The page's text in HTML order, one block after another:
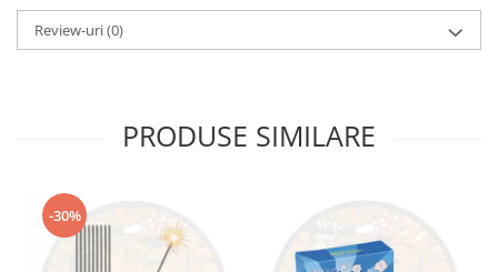
Review-uri(0)
PRODUSE SIMILARE
-30%